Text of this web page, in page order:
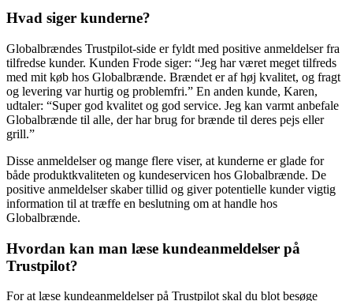
Hvad siger kunderne?
Globalbrændes Trustpilot-side er fyldt med positive anmeldelser fra
tilfredse kunder. Kunden Frode siger: “Jeg har været meget tilfreds
med mit køb hos Globalbrænde. Brændet er af høj kvalitet, og fragt
og levering var hurtig og problemfri.” En anden kunde, Karen,
udtaler: “Super god kvalitet og god service. Jeg kan varmt anbefale
Globalbrænde til alle, der har brug for brænde til deres pejs eller
grill.”
Disse anmeldelser og mange flere viser, at kunderne er glade for
både produktkvaliteten og kundeservicen hos Globalbrænde. De
positive anmeldelser skaber tillid og giver potentielle kunder vigtig
information til at træffe en beslutning om at handle hos
Globalbrænde.
Hvordan kan man læse kundeanmeldelser på
Trustpilot?
For at læse kundeanmeldelser på Trustpilot skal du blot besøge